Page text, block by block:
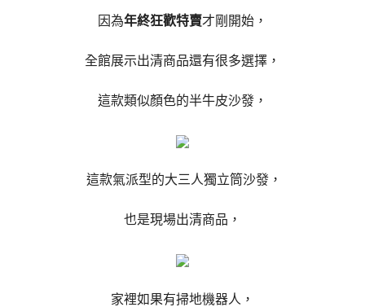
因為年終狂歡特賣才剛開始，
全館展示出清商品還有很多選擇，
這款類似顏色的半牛皮沙發，
這款氣派型的大三人獨立筒沙發，
也是現場出清商品，
家裡如果有掃地機器人，